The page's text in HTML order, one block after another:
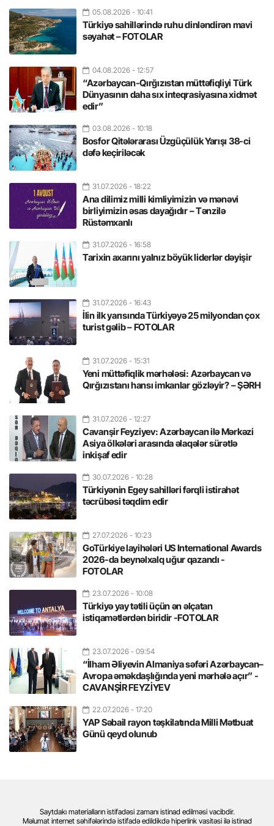
05.08.2026 - 10:41
Türkiyə sahillərində ruhu dinləndirən mavi
səyahət – FOTOLAR
04.08.2026 - 12:57
“Azərbaycan-Qırğızıstan müttəfiqliyi Türk
Dünyasının daha sıx inteqrasiyasına xidmət
edir”
03.08.2026 - 10:18
Bosfor Qitələrarası Üzgüçülük Yarışı 38-ci
dəfə keçiriləcək
31.07.2026 - 18:22
Ana dilimiz milli kimliyimizin və mənəvi
birliyimizin əsas dayağıdır – Tənzilə
Rüstəmxanlı
31.07.2026 - 16:58
Tarixin axarını yalnız böyük liderlər dəyişir
31.07.2026 - 16:43
İlin ilk yarısında Türkiyəyə 25 milyondan çox
turist gəlib – FOTOLAR
31.07.2026 - 15:31
Yeni müttəfiqlik mərhələsi: Azərbaycan və
Qırğızıstanı hansı imkanlar gözləyir? – ŞƏRH
31.07.2026 - 12:27
Cavanşir Feyziyev: Azərbaycan ilə Mərkəzi
Asiya ölkələri arasında əlaqələr sürətlə
inkişaf edir
30.07.2026 - 10:28
Türkiyənin Egey sahilləri fərqli istirahət
təcrübəsi təqdim edir
27.07.2026 - 10:23
GoTürkiye layihələri US International Awards
2026-da beynəlxalq uğur qazandı -
FOTOLAR
23.07.2026 - 10:08
Türkiyə yay tətili üçün ən əlçatan
istiqamətlərdən biridir -FOTOLAR
23.07.2026 - 09:54
“İlham Əliyevin Almaniya səfəri Azərbaycan–
Avropa əməkdaşlığında yeni mərhələ açır” -
CAVANŞİR FEYZİYEV
22.07.2026 - 17:20
YAP Səbail rayon təşkilatında Milli Mətbuat
Günü qeyd olunub
Saytdakı materialların istifadəsi zamanı istinad edilməsi vacibdir.
Məlumat internet səhifələrində istifadə edildikdə hiperlink vasitəsi ilə istinad